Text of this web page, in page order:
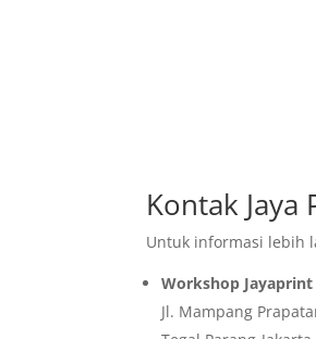
Kontak Jaya
Untuk informasi lebih
Workshop Jayaprint
Jl. Mampang